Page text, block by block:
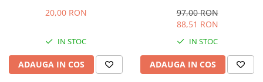
Masini de tocat carne
Razatoare branzeturi
Storcatoare de rosii
Accesorii articole de bucatarie
20,00 RON
IN STOC
ADAUGA IN COS
97,00 RON
88,51 RON
IN STOC
ADAUGA IN COS